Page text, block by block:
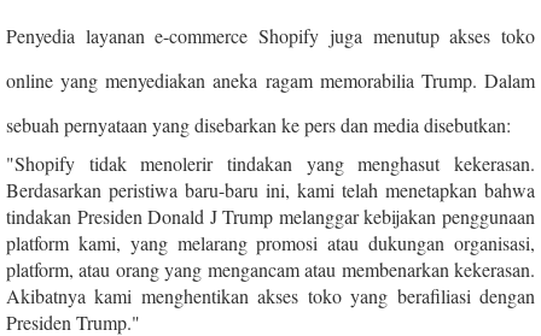
Penyedia layanan e-commerce Shopify juga menutup akses toko
online yang menyediakan aneka ragam memorabilia Trump. Dalam
sebuah pernyataan yang disebarkan ke pers dan media disebutkan:
"Shopify tidak menolerir tindakan yang menghasut kekerasan.
Berdasarkan peristiwa baru-baru ini, kami telah menetapkan bahwa
tindakan Presiden Donald J Trump melanggar kebijakan penggunaan
platform kami, yang melarang promosi atau dukungan organisasi,
platform, atau orang yang mengancam atau membenarkan kekerasan.
Akibatnya kami menghentikan akses toko yang berafiliasi dengan
Presiden Trump."